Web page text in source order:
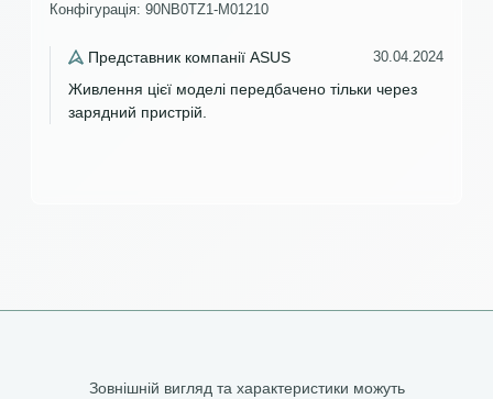
Конфігурація: 90NB0TZ1-M01210
Представник компанії ASUS 30.04.2024
Живлення цієї моделі передбачено тільки через
зарядний пристрій.
Зовнішній вигляд та характеристики можуть